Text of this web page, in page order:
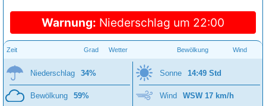
Warnung: Niederschlag um 22:00
Zeit Grad Wetter Bewölkung Wind
Niederschlag 34%
Bewölkung 59%
Sonne 14:49 Std
Wind WSW 17 km/h